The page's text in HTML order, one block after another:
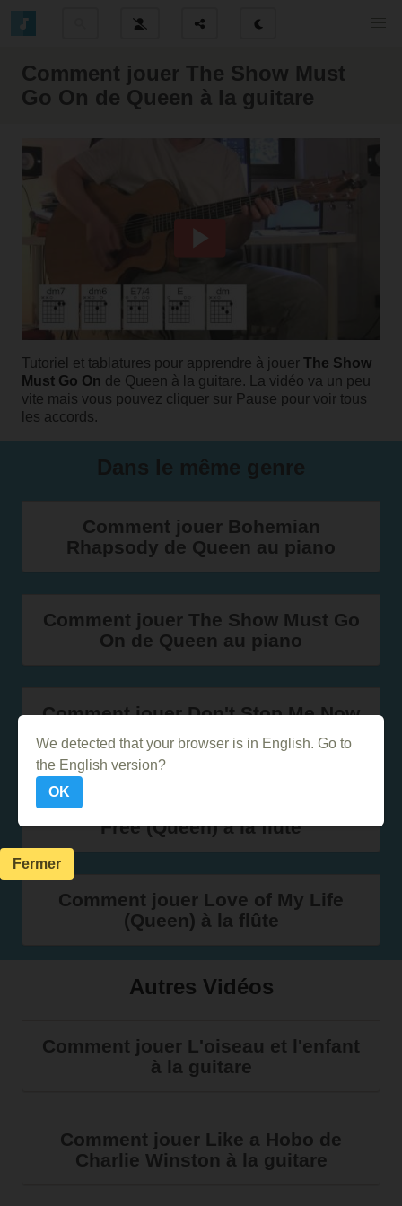
Comment jouer The Show Must
Go On de Queen à la guitare
Tutoriel et tablatures pour apprendre à jouer The Show
Must Go On de Queen à la guitare. La vidéo va un peu
vite mais vous pouvez cliquer sur Pause pour voir tous
les accords.
Comment jouer Bohemian
Rhapsody de Queen au piano
Comment jouer The Show Must Go
On de Queen au piano
Comment jouer Don't Stop Me Now
(Queen) à la flûte
Comment jouer I Want to Break
Free (Queen) à la flûte
Comment jouer Love of My Life
(Queen) à la flûte
Autres Vidéos
Comment jouer L'oiseau et l'enfant
à la guitare
Comment jouer Like a Hobo de
Charlie Winston à la guitare
We detected that your browser is in English. Go to
the English version?
OK
Fermer